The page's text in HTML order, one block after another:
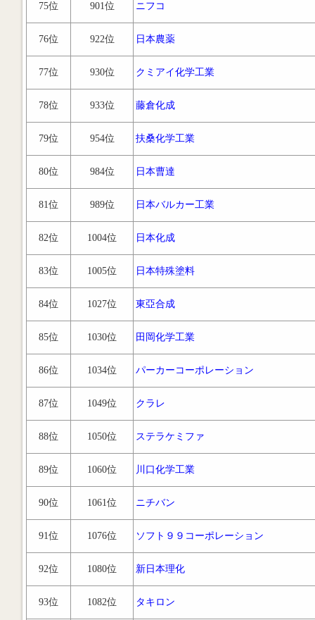
75位 901位 ニフコ
76位 922位 日本農薬
77位 930位 クミアイ化学工業
78位 933位 藤倉化成
79位 954位 扶桑化学工業
80位 984位 日本曹達
81位 989位 日本バルカー工業
82位 1004位 日本化成
83位 1005位 日本特殊塗料
84位 1027位 東亞合成
85位 1030位 田岡化学工業
86位 1034位 パーカーコーポレーション
87位 1049位 クラレ
88位 1050位 ステラケミファ
89位 1060位 川口化学工業
90位 1061位 ニチバン
91位 1076位 ソフト９９コーポレーション
92位 1080位 新日本理化
93位 1082位 タキロン